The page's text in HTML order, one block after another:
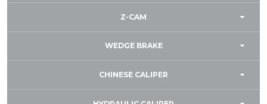
Z-CAM
WEDGE BRAKE
CHINESE CALIPER